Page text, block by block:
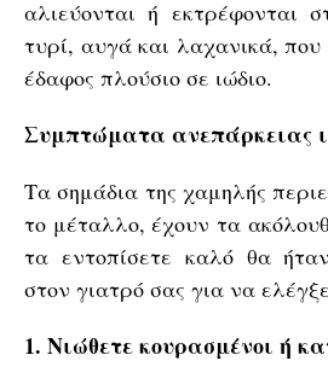
αλιεύονται ή εκτρέφονται
τυρί, αυγά και λαχανικά, που
έδαφος πλούσιο σε ιώδιο.
Συμπτώματα ανεπάρκειας
Τα σημάδια της χαμηλής
το μέταλλο, έχουν τα
τα εντοπίσετε καλό θα
στον γιατρό σας για να
1. Νιώθετε κουρασμένοι ή